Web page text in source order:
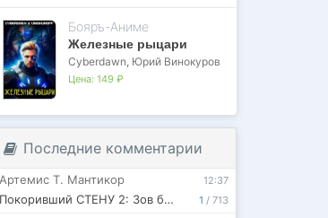
Бояръ-Аниме
Железные рыцари
Cyberdawn, Юрий Винокуров
Цена: 149 ₽
Последние комментарии
1 / 713
12:37
Артемис Т. Мантикор
Покоривший СТЕНУ 2: Зов бедствия.